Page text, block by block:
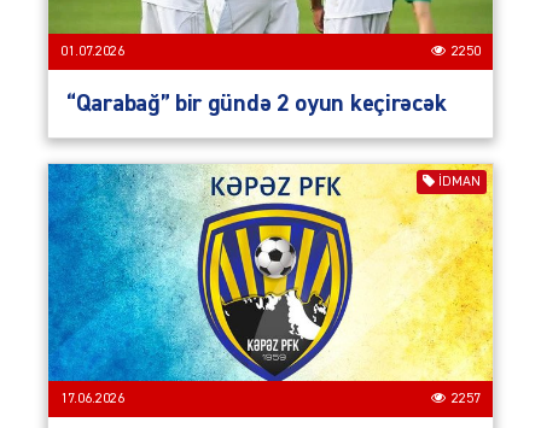
01.07.2026 2250
“Qarabağ” bir gündə 2 oyun keçirəcək
İDMAN
17.06.2026 2257